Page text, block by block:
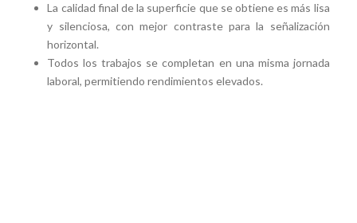
La calidad final de la superficie que se obtiene es más lisa
y silenciosa, con mejor contraste para la señalización
horizontal.
Todos los trabajos se completan en una misma jornada
laboral, permitiendo rendimientos elevados.